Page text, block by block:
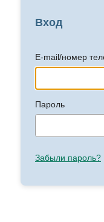
Вход
E-mail/номер
Пароль
Забыли пароль?